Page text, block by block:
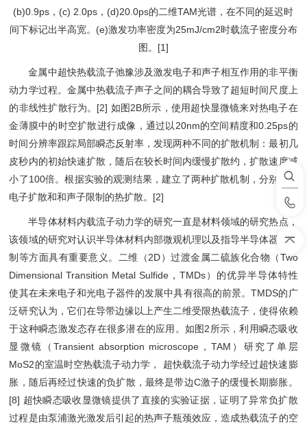
(b)0.9ps，(c) 2.0ps，(d)20.0ps的二维TAM光谱，在不同的延迟时
间下标记出半高宽。(e)激发功率密度为25mJ/cm2时载流子密度分布
图。[1]
金属中超快热载流子弛豫涉及激发电子和声子相互作用的非平衡
动力学过程。金属中热载流子声子之间的耦合导致了超短时间尺度上
的非线性扩散行为。[2] 如图2B所示，使用超快显微镜来对热电子在
金薄膜中的时空扩散进行成像，通过以20nm的空间精度和0.25ps的
时间分辨率跟踪局部瞬态反射率，发现两种不同的扩散机制：最初几
皮秒内的初始快速扩散，随后在较长时间内缓慢扩散约，扩散速度减
小了100倍。根据实验的观测结果，建立了两种扩散机制，分别是热
电子扩散和和声子限制的热扩散。[2]
半导体材料内载流子动力学的研究一直是材料领域的研究热点，
该领域的研究对认识半导体材料内部微观机理以及指导半导体器件研
制等方面具有重要意义。二维（2D）过渡金属二硫族化合物（Two
Dimensional Transition Metal Sulfide，TMDs）的优异半导体特性
使其在未来电子和光电子器件的发展中具有很高的前景。TMDS的广
泛研究认为，它们在导带边缘以上产生二维受限热载流子，使得依赖
于这种瞬态激发态存在很多潜在的应用。如图2所示，利用瞬态吸收
显微镜（Transient absorption microscope，TAM）研究了单层
MoS2的室温时空热载流子动力学， 超快载流子动力学经过超快速膨
胀，随后再经过快速的负扩散，最终是带边C激子的缓慢长期膨胀。
[8] 超快瞬态吸收显微镜提供了直接的实验证据，证明了异常负扩散
过程是由泵浦激光激发后引起的热声子瓶颈效应，造成热载流子的空